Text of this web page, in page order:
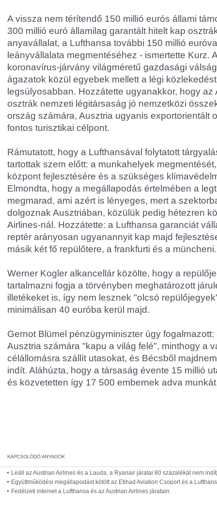
A vissza nem térítendő 150 millió eurós állami
300 millió euró államilag garantált hitelt kap
anyavállalat, a Lufthansa további 150 millió
leányvállalata megmentéséhez - ismertette Kurz.
koronavírus-járvány világméretű gazdasági
ágazatok közül egyebek mellett a légi
legsúlyosabban. Hozzátette ugyanakkor, hogy az
osztrák nemzeti légitársaság jó nemzetközi
ország számára, Ausztria ugyanis exportorientált
fontos turisztikai célpont.
Rámutatott, hogy a Lufthansával folytatott
tartottak szem előtt: a munkahelyek
központ fejlesztésére és a szükséges
Elmondta, hogy a megállapodás értelmében a
megmarad, ami azért is lényeges, mert a
dolgoznak Ausztriában, közülük pedig hétezren
Airlines-nál. Hozzátette: a Lufthansa garanciát
reptér arányosan ugyanannyit kap majd
másik két fő repülőtere, a frankfurti és a müncheni.
Werner Kogler alkancellár közölte, hogy a
tartalmazni fogja a törvényben meghatározott
illetékeket is, így nem lesznek "olcsó
minimálisan 40 euróba kerül majd.
Gernot Blümel pénzügyminiszter úgy fogalmazott:
Ausztria számára "kapu a világ felé", minthogy a
célállomásra szállít utasokat, és Bécsből
indít. Aláhúzta, hogy a társaság évente 15 millió
és közvetetten így 17 500 embernek adva
Leáll az Austrian Airlines és a Lauda, a Ryanair járatai 80 százalékát nem
Együttműködési megállapodást kötött az Etihad Aviation Csoport és a
Fedélzeti internet a Lufthansa és az Austrian Airlines járatain